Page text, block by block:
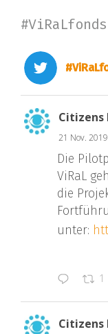
#ViRaLfonds
Citizens
21 Nov. 2019
Die
ViRaL
die
unter:
1
Citizens